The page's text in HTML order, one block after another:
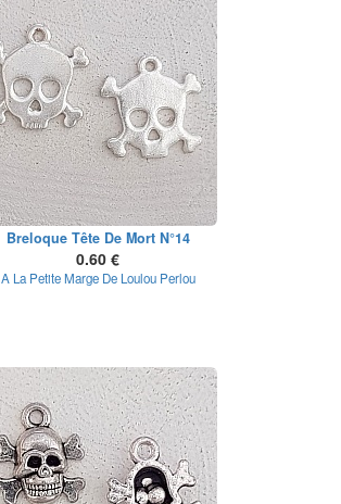
Breloque Tête De Mort N°14
0.60 €
A La Petite Marge De Loulou Perlou